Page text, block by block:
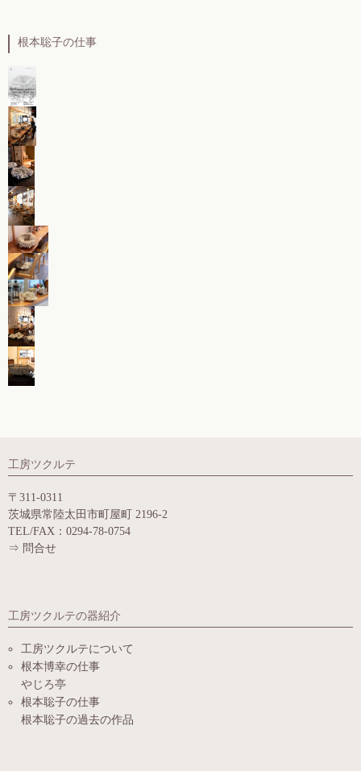
根本聡子の仕事
工房ツクルテ
〒311-0311
茨城県常陸太田市町屋町 2196-2
TEL/FAX：0294-78-0754
⇒ 問合せ
工房ツクルテの器紹介
工房ツクルテについて
根本博幸の仕事
やじろ亭
根本聡子の仕事
根本聡子の過去の作品